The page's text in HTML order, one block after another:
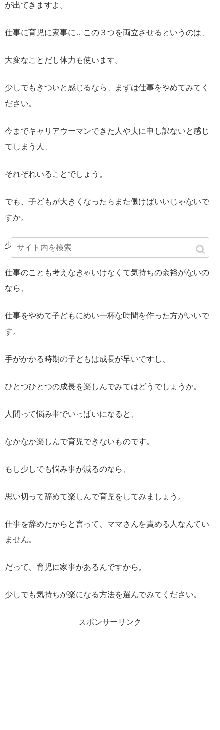
が出てきますよ。
仕事に育児に家事に…この３つを両立させるというのは、
大変なことだし体力も使います。
少しでもきついと感じるなら、まずは仕事をやめてみてく
ださい。
今までキャリアウーマンできた人や夫に申し訳ないと感じ
てしまう人、
それぞれいることでしょう。
でも、子どもが大きくなったらまた働けばいいじゃないで
すか。
少し子育てが落ち着いてからでも遅くはないですよ。
仕事のことも考えなきゃいけなくて気持ちの余裕がないの
なら、
仕事をやめて子どもにめい一杯な時間を作った方がいいで
す。
手がかかる時期の子どもは成長が早いですし、
ひとつひとつの成長を楽しんでみてはどうでしょうか。
人間って悩み事でいっぱいになると、
なかなか楽しんで育児できないものです。
もし少しでも悩み事が減るのなら、
思い切って辞めて楽しんで育児をしてみましょう。
仕事を辞めたからと言って、ママさんを責める人なんてい
ません。
だって、育児に家事があるんですから。
少しでも気持ちが楽になる方法を選んでみてください。
スポンサーリンク